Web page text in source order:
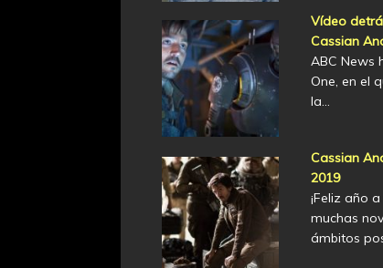
Vídeo
Cassian
ABC News
One, en el
la…
Cassian
2019
¡Feliz año
muchas
ámbitos